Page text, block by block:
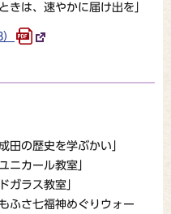
きは、速やかに届け出を」
田の歴史を学ぶかい」
ニカール教室」
ガラス教室」
ふさ七福神めぐりウォー